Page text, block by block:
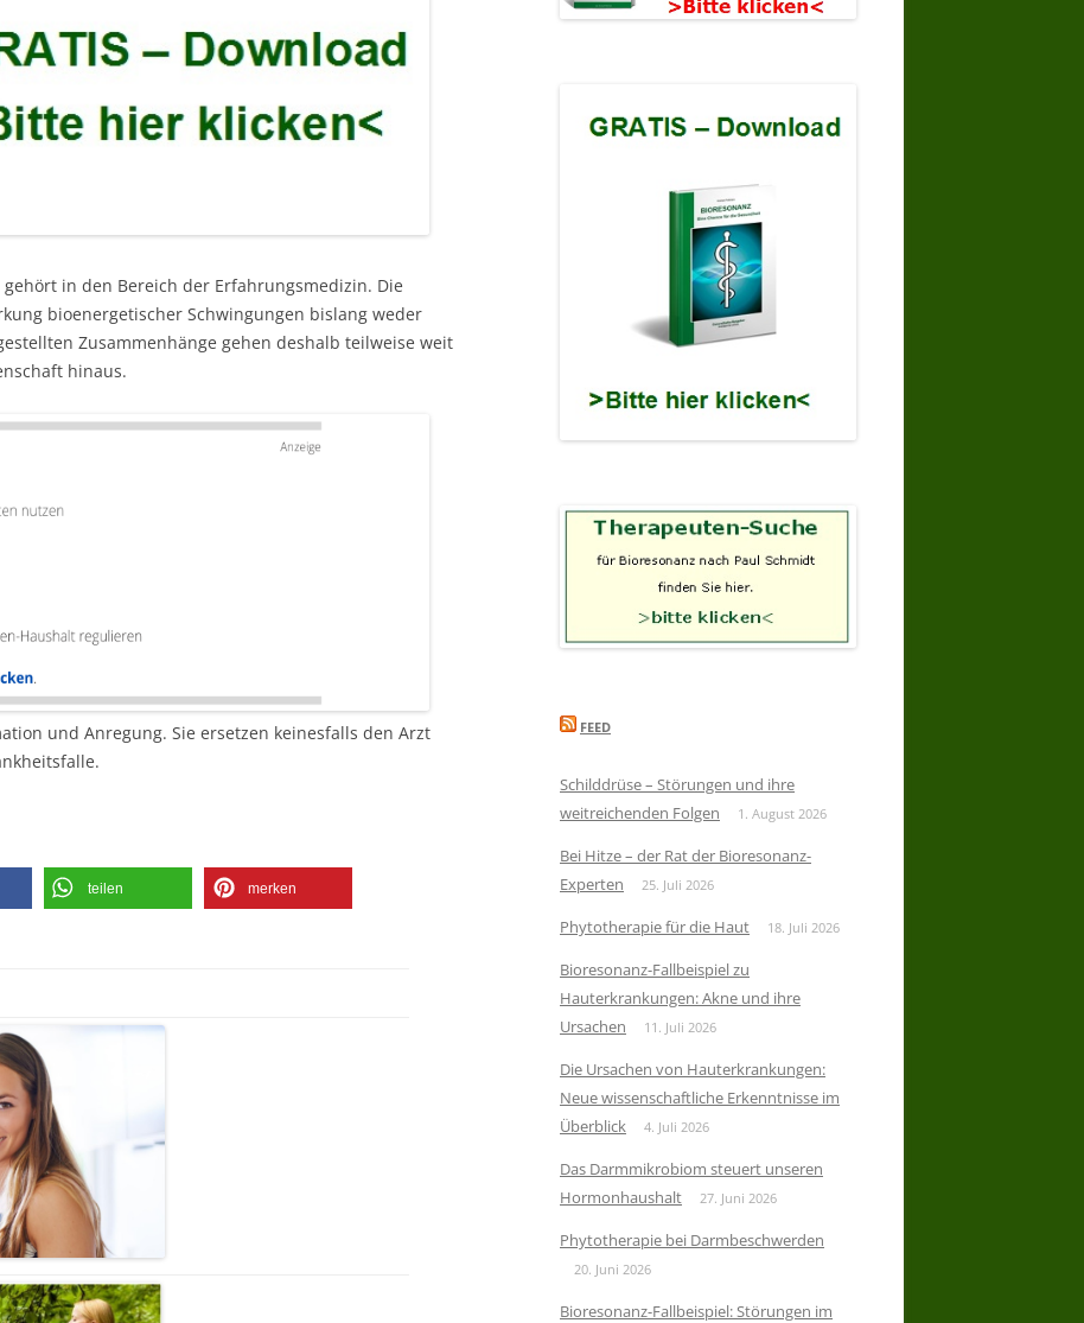
in den Bereich der Erfahrungsmedizin. Die
bioenergetischer Schwingungen bislang weder
Zusammenhänge gehen deshalb teilweise weit
hinaus.
und Anregung. Sie ersetzen keinesfalls den Arzt
teilen merken
FEED
Schilddrüse – Störungen und ihre
weitreichenden Folgen
1. August 2026
Bei Hitze – der Rat der Bioresonanz-
Experten
25. Juli 2026
Phytotherapie für die Haut 18. Juli 2026
Bioresonanz-Fallbeispiel zu
Hauterkrankungen: Akne und ihre
Ursachen
11. Juli 2026
Die Ursachen von Hauterkrankungen:
Neue wissenschaftliche Erkenntnisse im
Überblick
4. Juli 2026
Das Darmmikrobiom steuert unseren
Hormonhaushalt
27. Juni 2026
Phytotherapie bei Darmbeschwerden
20. Juni 2026
Bioresonanz-Fallbeispiel: Störungen im